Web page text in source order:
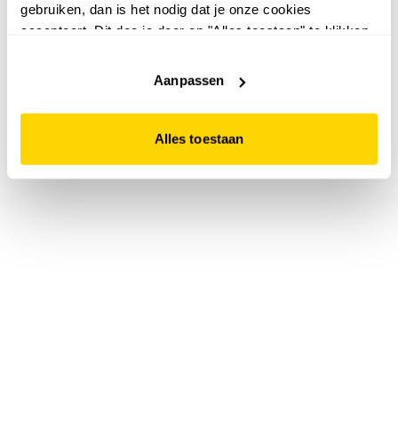
gebruiken, dan is het nodig dat je onze cookies
accepteert. Dit doe je door op "Alles toestaan" te klikken.
website niet optimaal functioneert.
Aanpassen
Alles toestaan